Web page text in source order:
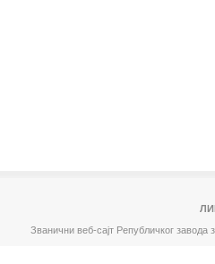
Званични веб-сајт Републичког